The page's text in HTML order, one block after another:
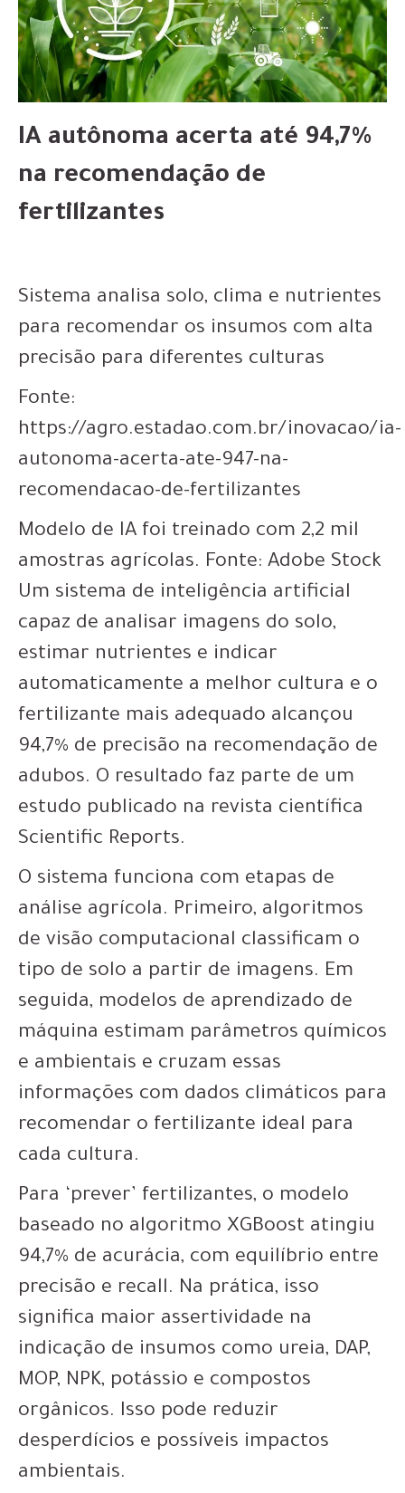
IA autônoma acerta até 94,7%
na recomendação de
fertilizantes
Sistema analisa solo, clima e nutrientes
para recomendar os insumos com alta
precisão para diferentes culturas
Fonte:
https://agro.estadao.com.br/inovacao/ia-
autonoma-acerta-ate-947-na-
recomendacao-de-fertilizantes
Modelo de IA foi treinado com 2,2 mil
amostras agrícolas. Fonte: Adobe Stock
Um sistema de inteligência artificial
capaz de analisar imagens do solo,
estimar nutrientes e indicar
automaticamente a melhor cultura e o
fertilizante mais adequado alcançou
94,7% de precisão na recomendação de
adubos. O resultado faz parte de um
estudo publicado na revista científica
Scientific Reports.
O sistema funciona com etapas de
análise agrícola. Primeiro, algoritmos
de visão computacional classificam o
tipo de solo a partir de imagens. Em
seguida, modelos de aprendizado de
máquina estimam parâmetros químicos
e ambientais e cruzam essas
informações com dados climáticos para
recomendar o fertilizante ideal para
cada cultura.
Para ‘prever’ fertilizantes, o modelo
baseado no algoritmo XGBoost atingiu
94,7% de acurácia, com equilíbrio entre
precisão e recall. Na prática, isso
significa maior assertividade na
indicação de insumos como ureia, DAP,
MOP, NPK, potássio e compostos
orgânicos. Isso pode reduzir
desperdícios e possíveis impactos
ambientais.